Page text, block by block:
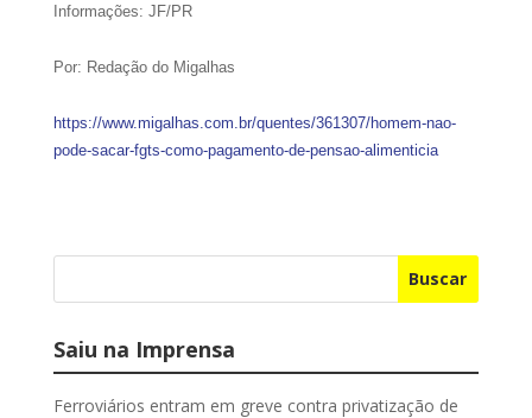
Informações: JF/PR
Por: Redação do Migalhas
https://www.migalhas.com.br/quentes/361307/homem-nao-
pode-sacar-fgts-como-pagamento-de-pensao-alimenticia
Buscar
Saiu na Imprensa
Ferroviários entram em greve contra privatização de